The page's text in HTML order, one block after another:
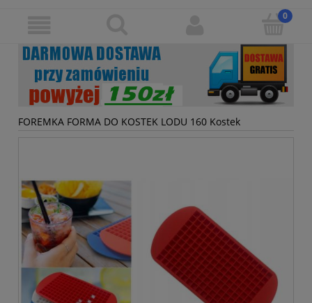
FOREMKA FORMA DO KOSTEK LODU 160 Kostek